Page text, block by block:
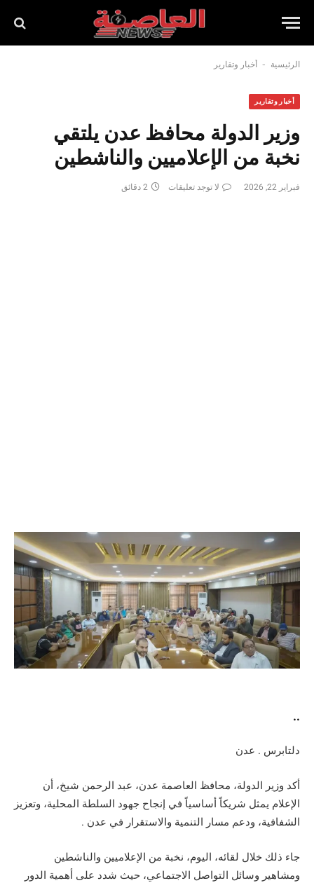
الرئيسية - أخبار وتقارير
أخبار وتقارير
وزير الدولة محافظ عدن يلتقي
نخبة من الإعلاميين والناشطين
فبراير 22, 2026 لا توجد تعليقات 2 دقائق
..
دلتابرس . عدن
أكد وزير الدولة، محافظ العاصمة عدن، عبد الرحمن شيخ، أن
الإعلام يمثل شريكاً أساسياً في إنجاح جهود السلطة المحلية، وتعزيز
الشفافية، ودعم مسار التنمية والاستقرار في عدن .
جاء ذلك خلال لقائه، اليوم، نخبة من الإعلاميين والناشطين
ومشاهير وسائل التواصل الاجتماعي، حيث شدد على أهمية الدور